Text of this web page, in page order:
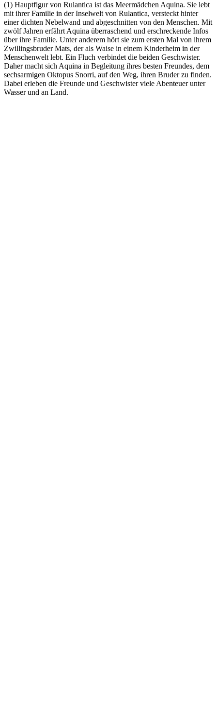
(1) Hauptfigur von Rulantica ist das Meermädchen Aquina. Sie lebt
mit ihrer Familie in der Inselwelt von Rulantica, versteckt hinter
einer dichten Nebelwand und abgeschnitten von den Menschen. Mit
zwölf Jahren erfährt Aquina überraschend und erschreckende Infos
über ihre Familie. Unter anderem hört sie zum ersten Mal von ihrem
Zwillingsbruder Mats, der als Waise in einem Kinderheim in der
Menschenwelt lebt. Ein Fluch verbindet die beiden Geschwister.
Daher macht sich Aquina in Begleitung ihres besten Freundes, dem
sechsarmigen Oktopus Snorri, auf den Weg, ihren Bruder zu finden.
Dabei erleben die Freunde und Geschwister viele Abenteuer unter
Wasser und an Land.